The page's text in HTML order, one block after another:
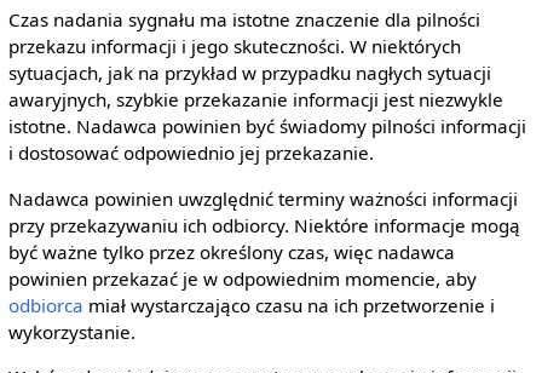
Czas nadania sygnału ma istotne znaczenie dla pilności
przekazu informacji i jego skuteczności. W niektórych
sytuacjach, jak na przykład w przypadku nagłych sytuacji
awaryjnych, szybkie przekazanie informacji jest niezwykle
istotne. Nadawca powinien być świadomy pilności informacji
i dostosować odpowiednio jej przekazanie.
Nadawca powinien uwzględnić terminy ważności informacji
przy przekazywaniu ich odbiorcy. Niektóre informacje mogą
być ważne tylko przez określony czas, więc nadawca
powinien przekazać je w odpowiednim momencie, aby
odbiorca miał wystarczająco czasu na ich przetworzenie i
wykorzystanie.